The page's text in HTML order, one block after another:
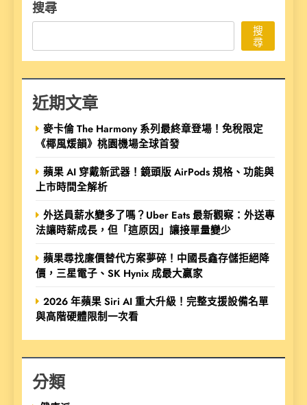
搜尋
搜
尋
近期文章
麥卡倫 The Harmony 系列最終章登場！免稅限定
《椰風煖韻》桃園機場全球首發
蘋果 AI 穿戴新武器！鏡頭版 AirPods 規格、功能與
上市時間全解析
外送員薪水變多了嗎？Uber Eats 最新觀察：外送專
法讓時薪成長，但「這原因」讓接單量變少
蘋果尋找廉價替代方案夢碎！中國長鑫存儲拒絕降
價，三星電子、SK Hynix 成最大贏家
2026 年蘋果 Siri AI 重大升級！完整支援設備名單
與高階硬體限制一次看
分類